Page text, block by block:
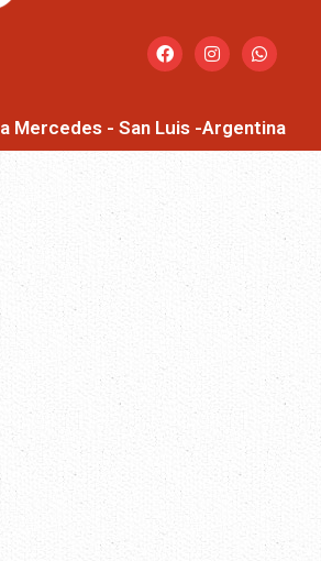
Mercedes - San Luis -Argentina